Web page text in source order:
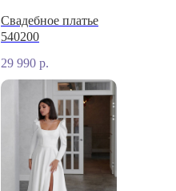
Свадебное платье
540200
29 990 р.